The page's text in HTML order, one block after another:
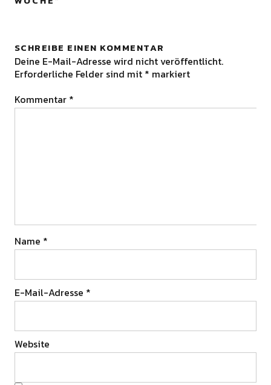
SCHREIBE EINEN KOMMENTAR
Deine E-Mail-Adresse wird nicht veröffentlicht.
Erforderliche Felder sind mit * markiert
Kommentar *
Name *
E-Mail-Adresse *
Website